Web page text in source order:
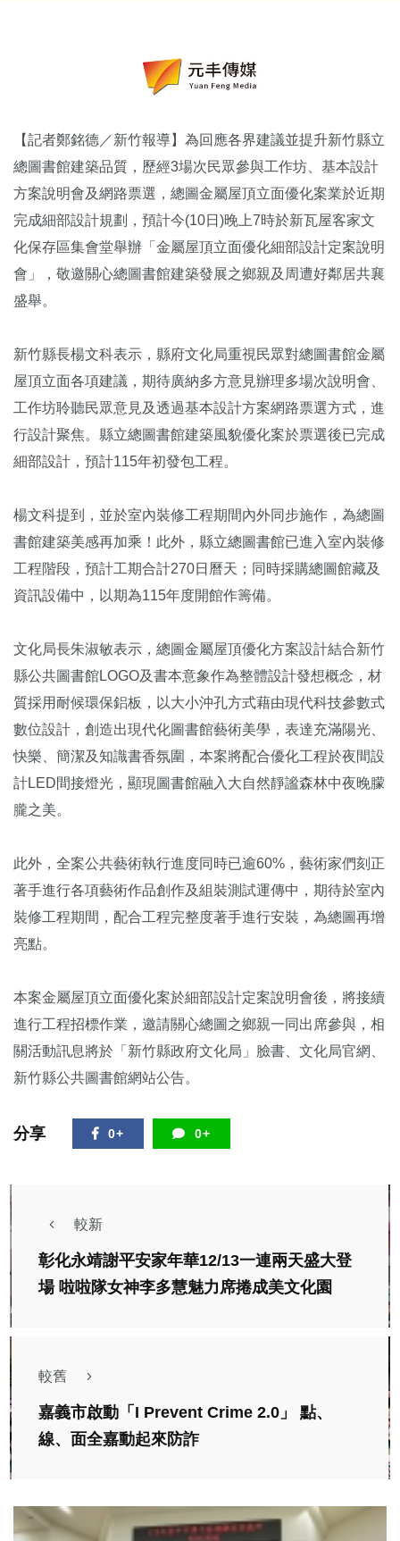
【記者鄭銘德／新竹報導】為回應各界建議並提升新竹縣立
總圖書館建築品質，歷經3場次民眾參與工作坊、基本設計
方案說明會及網路票選，總圖金屬屋頂立面優化案業於近期
完成細部設計規劃，預計今(10日)晚上7時於新瓦屋客家文
化保存區集會堂舉辦「金屬屋頂立面優化細部設計定案說明
會」，敬邀關心總圖書館建築發展之鄉親及周遭好鄰居共襄
盛舉。
新竹縣長楊文科表示，縣府文化局重視民眾對總圖書館金屬
屋頂立面各項建議，期待廣納多方意見辦理多場次說明會、
工作坊聆聽民眾意見及透過基本設計方案網路票選方式，進
行設計聚焦。縣立總圖書館建築風貌優化案於票選後已完成
細部設計，預計115年初發包工程。
楊文科提到，並於室內裝修工程期間內外同步施作，為總圖
書館建築美感再加乘！此外，縣立總圖書館已進入室內裝修
工程階段，預計工期合計270日曆天；同時採購總圖館藏及
資訊設備中，以期為115年度開館作籌備。
文化局長朱淑敏表示，總圖金屬屋頂優化方案設計結合新竹
縣公共圖書館LOGO及書本意象作為整體設計發想概念，材
質採用耐候環保鋁板，以大小沖孔方式藉由現代科技參數式
數位設計，創造出現代化圖書館藝術美學，表達充滿陽光、
快樂、簡潔及知識書香氛圍，本案將配合優化工程於夜間設
計LED間接燈光，顯現圖書館融入大自然靜謐森林中夜晚朦
朧之美。
此外，全案公共藝術執行進度同時已逾60%，藝術家們刻正
著手進行各項藝術作品創作及組裝測試運傳中，期待於室內
裝修工程期間，配合工程完整度著手進行安裝，為總圖再增
亮點。
本案金屬屋頂立面優化案於細部設計定案說明會後，將接續
進行工程招標作業，邀請關心總圖之鄉親一同出席參與，相
關活動訊息將於「新竹縣政府文化局」臉書、文化局官網、
新竹縣公共圖書館網站公告。
分享 0+ 0+
較新
彰化永靖謝平安家年華12/13一連兩天盛大登
場 啦啦隊女神李多慧魅力席捲成美文化園
較舊
嘉義市啟動「I Prevent Crime 2.0」 點、
線、面全嘉動起來防詐